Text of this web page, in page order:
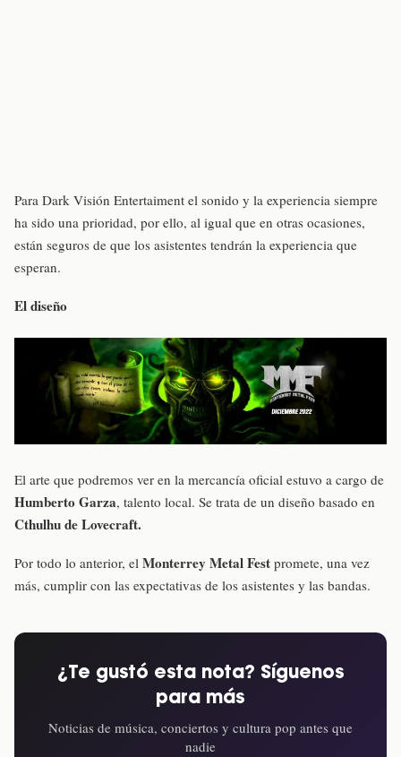
Para Dark Visión Entertaiment el sonido y la experiencia siempre
ha sido una prioridad, por ello, al igual que en otras ocasiones,
están seguros de que los asistentes tendrán la experiencia que
esperan.
El diseño
El arte que podremos ver en la mercancía oficial estuvo a cargo de
Humberto Garza, talento local. Se trata de un diseño basado en
Cthulhu de Lovecraft.
Por todo lo anterior, el Monterrey Metal Fest promete, una vez
más, cumplir con las expectativas de los asistentes y las bandas.
¿Te gustó esta nota? Síguenos
para más
Noticias de música, conciertos y cultura pop antes que
nadie